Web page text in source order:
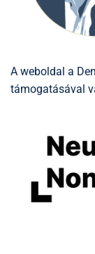
A weboldal a
támogatásával